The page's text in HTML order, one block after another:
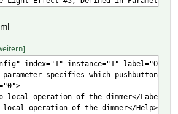
Humdity Threshold-fr</Help>
Luminance-fr</Label>
Threshold</Help>
Luminance Threshold-fr</
Ultraviolet</Label>
#4</Label>
Effect #4, Defined in Parameter
Effect #3</Label>
Effect #3, Defined in Parameter
index="1" instance="1"
specifies which pushbutton(s)
operation of the dimmer</Label>
operation of the dimmer</Help>